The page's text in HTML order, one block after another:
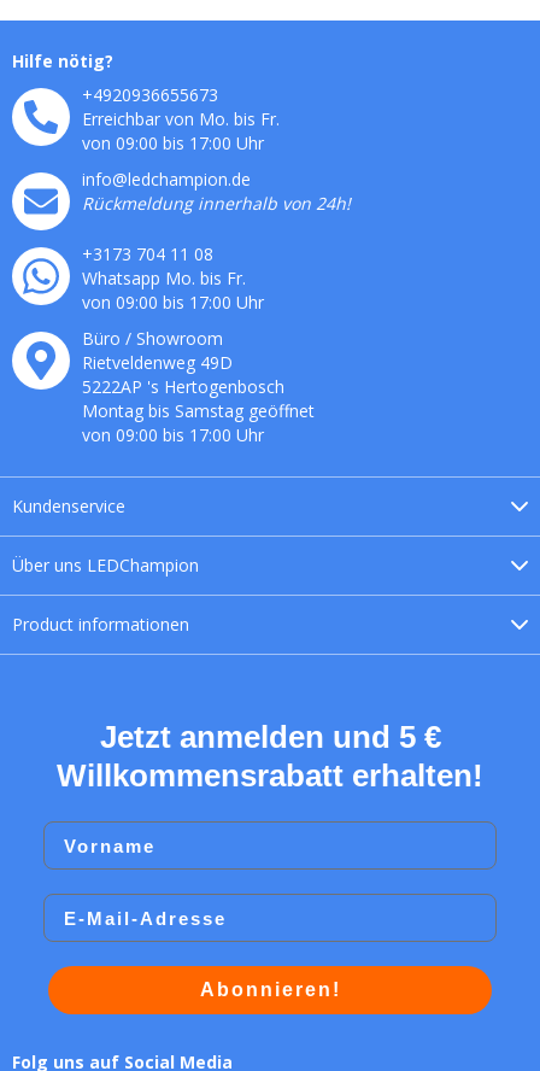
Über uns LEDChampion
Product informationen
Kundenservice
Hilfe nötig?
+4920936655673
Erreichbar von Mo. bis Fr.
von 09:00 bis 17:00 Uhr
info@ledchampion.de
Rückmeldung innerhalb von 24h!
+3173 704 11 08
Whatsapp Mo. bis Fr.
von 09:00 bis 17:00 Uhr
Büro / Showroom
Rietveldenweg 49D
5222AP 's Hertogenbosch
Montag bis Samstag geöffnet
von 09:00 bis 17:00 Uhr
Jetzt anmelden und 5 €
Willkommensrabatt erhalten!
Vorname
Email
Abonnieren!
Folg uns auf Social Media